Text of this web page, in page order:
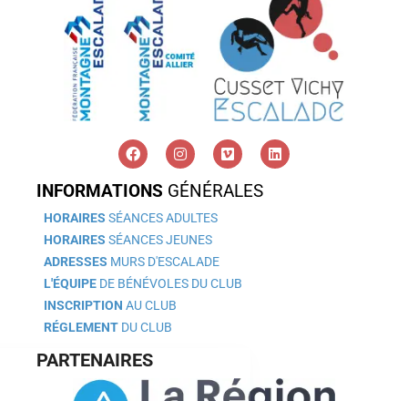
INFORMATIONS GÉNÉRALES
HORAIRESSÉANCES ADULTES
HORAIRES SÉANCES JEUNES
ADRESSES MURS D'ESCALADE
L'ÉQUIPE DE BÉNÉVOLES DU CLUB
INSCRIPTION AU CLUB
RÉGLEMENT DU CLUB
PARTENAIRES